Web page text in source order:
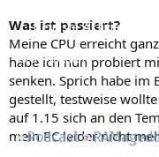
Neueste Aktivitäten
Leserartikel
Regeln
Podcast
Was ist passiert?
Meine CPU erreicht
habe ich nun probiert
senken. Sprich habe im
gestellt, testweise
auf 1.15 sich an den
mein PC leider nicht